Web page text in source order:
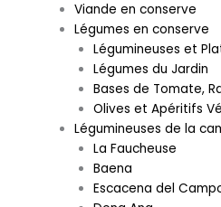
Viande en conserve
Légumes en conserve
Légumineuses et
Légumes du Jardin
Bases de Tomate,
Olives et Apéritifs
Légumineuses de la
La Faucheuse
Baena
Escacena del